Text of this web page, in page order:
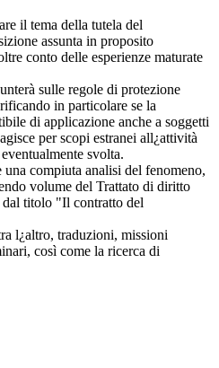
il tema della tutela del
assunta in proposito
conto delle esperienze maturate
sulle regole di protezione
in particolare se la
di applicazione anche a soggetti
per scopi estranei all¿attività
svolta.
compiuta analisi del fenomeno,
volume del Trattato di diritto
titolo "Il contratto del
l¿altro, traduzioni, missioni
così come la ricerca di